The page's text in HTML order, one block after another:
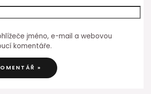
jméno, e-mail a webovou
komentáře.